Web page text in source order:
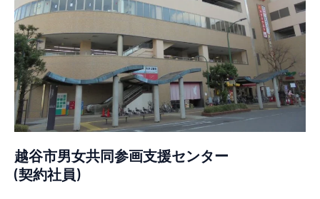
越谷市男女共同参画支援センター
(契約社員)